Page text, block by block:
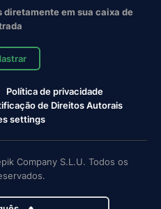
em sua caixa de
Política de privacidade
de Direitos Autorais
settings
Company S.L.U. Todos os